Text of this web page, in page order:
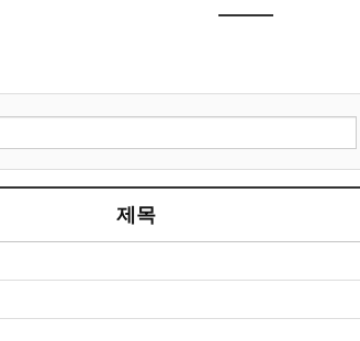
제목